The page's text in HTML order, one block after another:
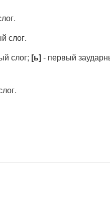
слог.
слог; [ь]- первый